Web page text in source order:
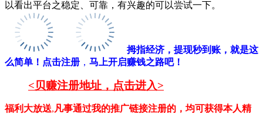
以看出平台之稳定、可靠，有兴趣的可以尝试一下。
拇指经济，提现秒到账，就是这
么简单！ 点击注册 ， 马上开启赚钱之路吧！
<贝赚注册地址，点击进入>
福利大放送,凡事通过我的推广链接注册的，均可获得本人精